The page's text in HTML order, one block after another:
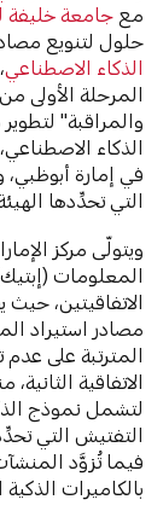
مع جامعة خليفة
حلول لتنويع
الذكاء الاصطناعي
المرحلة الأولى
والمراقبة"
الذكاء
في إمارة أبوظبي،
التي تحدِّدها
ويتولّى مركز
المعلومات
الاتفاقيتين، حيث
مصادر استيراد
المترتبة على عدم
الاتفاقية
لتشمل نموذج
التفتيش التي
فيما تُزوَّد
بالكاميرات